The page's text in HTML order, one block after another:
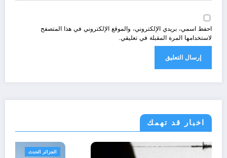
احفظ اسمي، بريدي الإلكتروني، والموقع الإلكتروني في هذا المتصفح
لاستخدامها المرة المقبلة في تعليقي.
اخبار قد تهمك
الجزائر الحدث